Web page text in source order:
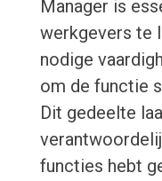
Manager is
werkgevers te
nodige
om de functie
Dit gedeelte
functies hebt